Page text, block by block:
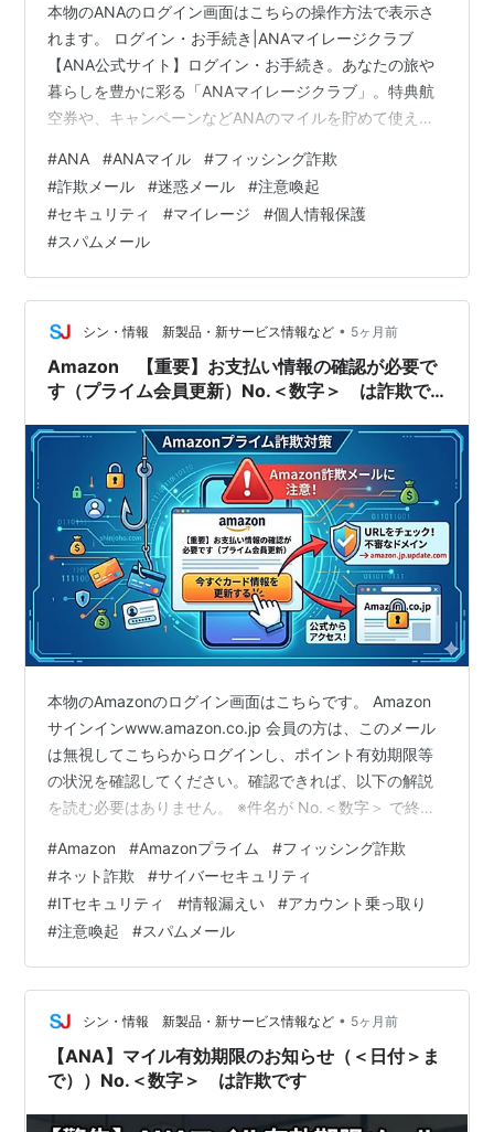
本物のANAのログイン画面はこちらの操作方法で表示さ
れます。 ログイン・お手続き|ANAマイレージクラブ
【ANA公式サイト】ログイン・お手続き。あなたの旅や
暮らしを豊かに彩る「ANAマイレージクラブ」。特典航
空券や、キャンペーンなどANAのマイルを貯めて使える
は無視してこちらからログインし、マイル残高や有効期
限の状況を確認してください。確認できれば、以下の解
説を読む必要はありません。 ■件名： 【最終通知】ANA
マイル失効まで残りわずか｜＜日付＞までにお手続きを
No.＜数字＞ ■送信元： ANAマイレージクラブ
<server@a…
#ANA #ANAマイル #フィッシング詐欺
#詐欺メール #迷惑メール #注意喚起
#セキュリティ #マイレージ #個人情報保護
#スパムメール
シン・情報 新製品・新サービス情報など • 5ヶ月前
Amazon 【重要】お支払い情報の確認が必要で
す（プライム会員更新）No.＜数字＞ は詐欺で
本物のAmazonのログイン画面はこちらです。 Amazon
サインインwww.amazon.co.jp 会員の方は、このメール
は無視してこちらからログインし、ポイント有効期限等
の状況を確認してください。確認できれば、以下の解説
を読む必要はありません。 ※件名が No.＜数字＞ で終わ
お支払い情報の確認が必要です（プライム会員更新）No.
＜数字＞ ■送信元： Amazon <server@amazon.co.jp>
このメールアドレスのドメインは、Amazonの正規のドメ
インですが、送信元を詐称して送信されています。■送
信元地域： Tokyo, …
#Amazon #Amazonプライム #フィッシング詐欺
#ネット詐欺 #サイバーセキュリティ
#ITセキュリティ #情報漏えい #アカウント乗っ取り
#注意喚起 #スパムメール
シン・情報 新製品・新サービス情報など • 5ヶ月前
【ANA】マイル有効期限のお知らせ（＜日付＞ま
で））No.＜数字＞ は詐欺です